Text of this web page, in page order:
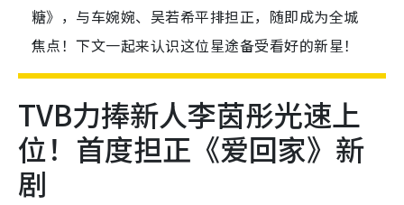
糖》，与车婉婉、吴若希平排担正，随即成为全城
焦点！下文一起来认识这位星途备受看好的新星！
TVB力捧新人李茵彤光速上
位！首度担正《爱回家》新
剧